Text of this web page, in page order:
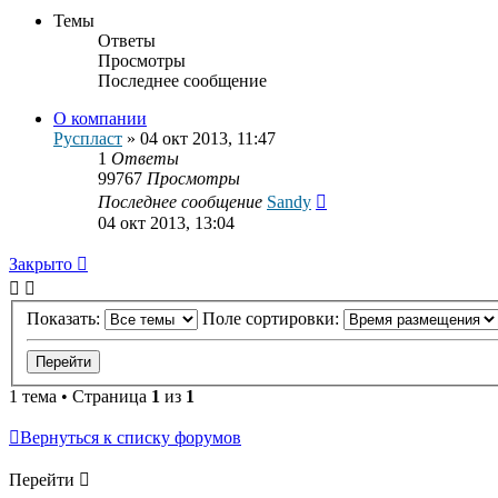
Темы
Ответы
Просмотры
Последнее сообщение
О компании
Руспласт » 04 окт 2013, 11:47
1 Ответы
99767 Просмотры
Последнее сообщение Sandy
04 окт 2013, 13:04
Закрыто
Показать: Поле сортировки:
1 тема • Страница 1 из 1
Вернуться к списку форумов
Перейти